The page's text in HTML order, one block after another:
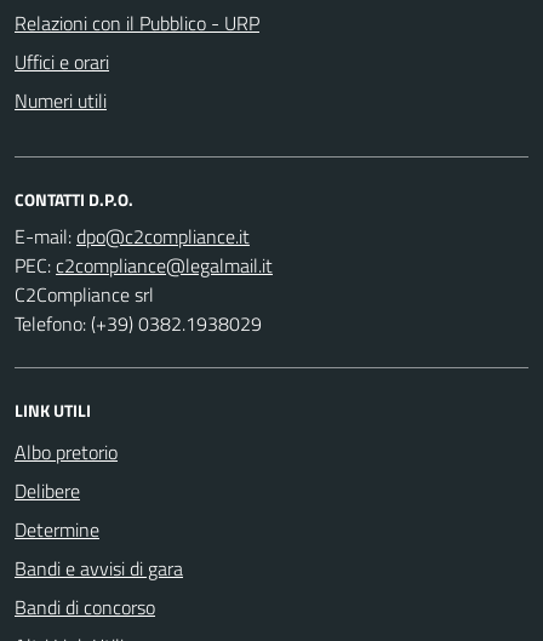
Relazioni con il Pubblico - URP
Uffici e orari
Numeri utili
CONTATTI D.P.O.
E-mail:
PEC:
C2Compliance srl
Telefono: (+39) 0382.1938029
LINK UTILI
Albo pretorio
Delibere
Determine
Bandi e avvisi di gara
Bandi di concorso